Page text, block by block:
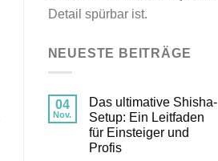
Detail spürbar ist.
NEUESTE BEITRÄGE
04
Nov.
Das ultimative Shisha-
Setup: Ein Leitfaden
für Einsteiger und
Profis